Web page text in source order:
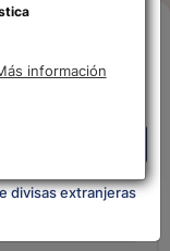
más
divisas extranjeras
quieres?
información